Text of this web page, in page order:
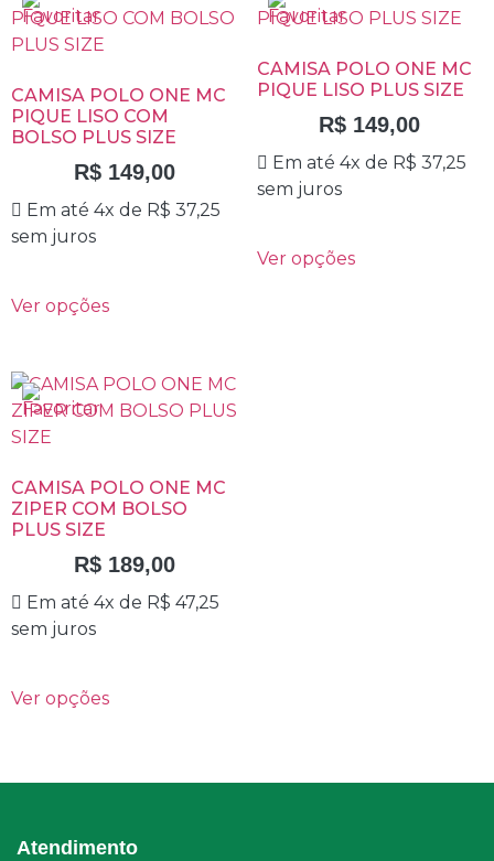
CAMISA POLO ONE MC
PIQUE LISO COM
BOLSO PLUS SIZE
R$149,00
Em até 4x de R$ 37,25
sem juros
Ver opções
CAMISA POLO ONE MC
PIQUE LISO PLUS SIZE
R$ 149,00
Em até 4x de R$ 37,25
sem juros
Ver opções
CAMISA POLO ONE MC
ZIPER COM BOLSO
PLUS SIZE
R$189,00
Em até 4x de R$ 47,25
sem juros
Ver opções
Atendimento